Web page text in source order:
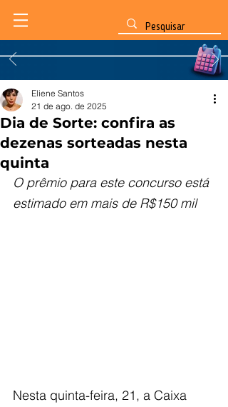
Dia de Sorte: confira as
dezenas sorteadas nesta
quinta
Eliene Santos
21 de ago. de 2025
O prêmio para este concurso está
estimado em mais de R$150 mil
Nesta quinta-feira, 21, a Caixa